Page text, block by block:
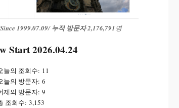
Since 1999.07.09/누적 방문자 2,176,791명
Start 2026.04.24
늘의 조회수: 11
늘의 방문자:6
제의 방문자:9
조회수:3,153